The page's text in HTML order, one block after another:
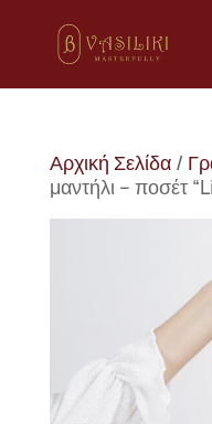
Αρχική Σελίδα/
μαντήλι – ποσέτ